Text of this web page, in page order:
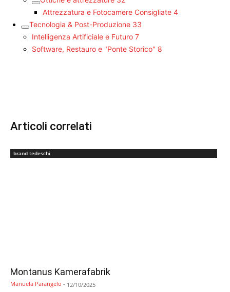
Attrezzatura e Fotocamere Consigliate 4
Tecnologia & Post-Produzione 33
Intelligenza Artificiale e Futuro 7
Software, Restauro e "Ponte Storico" 8
Articoli correlati
brand tedeschi
Montanus Kamerafabrik
Manuela Parangelo - 12/10/2025